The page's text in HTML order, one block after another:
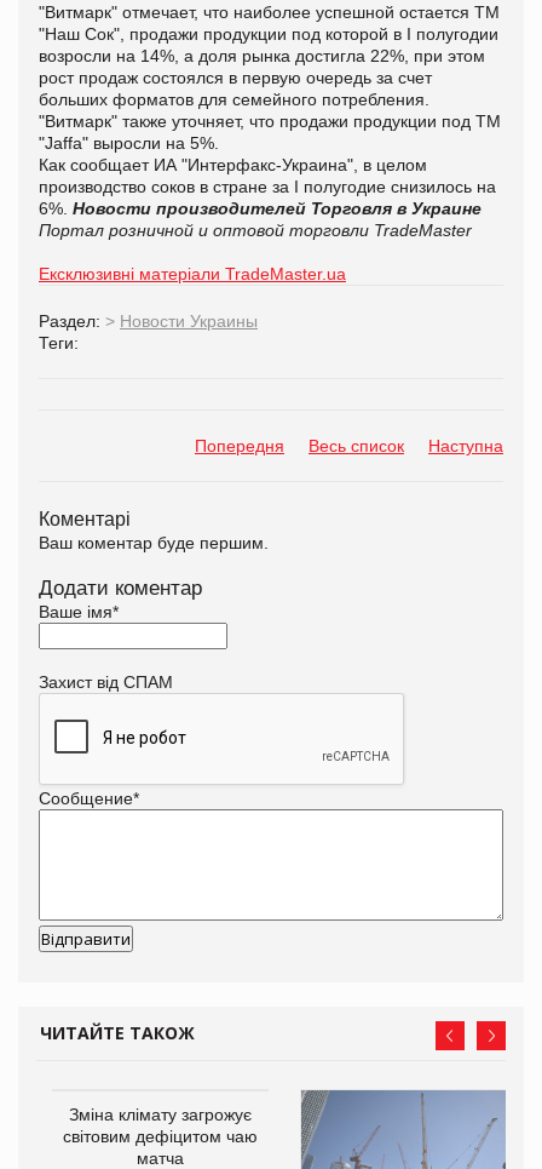
"Витмарк" отмечает, что наиболее успешной остается ТМ
"Наш Сок", продажи продукции под которой в I полугодии
возросли на 14%, а доля рынка достигла 22%, при этом
рост продаж состоялся в первую очередь за счет
больших форматов для семейного потребления.
"Витмарк" также уточняет, что продажи продукции под ТМ
"Jaffa" выросли на 5%.
Как сообщает ИА "Интерфакс-Украина", в целом
производство соков в стране за I полугодие снизилось на
6%. Новости производителей Торговля в Украине
Портал розничной и оптовой торговли TradeMaster
Ексклюзивні матеріали TradeMaster.ua
Раздел: > Новости Украины
Теги:
Попередня Весь список Наступна
Коментарі
Ваш коментар буде першим.
Додати коментар
Ваше імя*
Захист від СПАМ
Сообщение*
ЧИТАЙТЕ ТАКОЖ
Зміна клімату загрожує
світовим дефіцитом чаю
матча